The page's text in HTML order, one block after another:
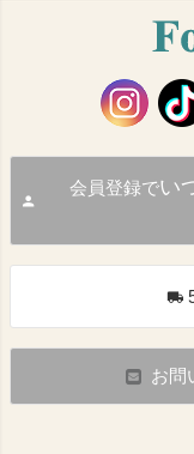
会員登録でい
お問